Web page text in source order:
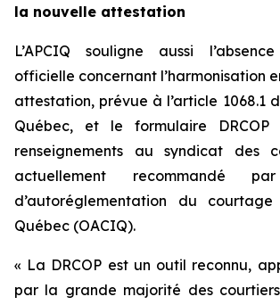
la nouvelle attestation
L’APCIQ souligne aussi
officielle concernant l’harmonisation
attestation, prévue à l’article 1068.1
Québec, et le formulaire DRCOP
renseignements au syndicat des
actuellement recommandé par
d’autoréglementation du
Québec (OACIQ).
« La DRCOP est un outil reconnu,
par la grande majorité des